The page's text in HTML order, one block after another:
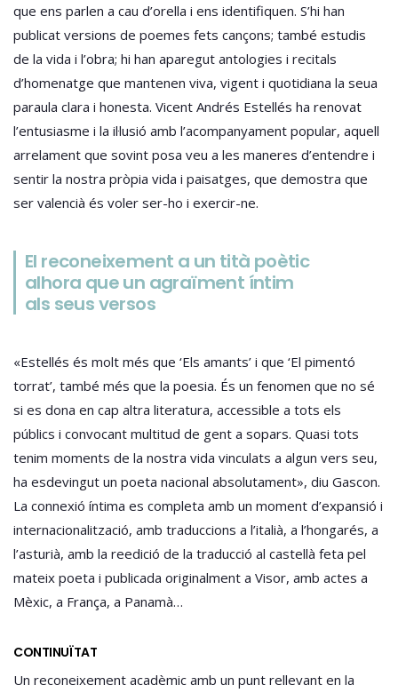
que ens parlen a cau d’orella i ens identifiquen. S’hi han
publicat versions de poemes fets cançons; també estudis
de la vida i l’obra; hi han aparegut antologies i recitals
d’homenatge que mantenen viva, vigent i quotidiana la seua
paraula clara i honesta. Vicent Andrés Estellés ha renovat
l’entusiasme i la il·lusió amb l’acompanyament popular, aquell
arrelament que sovint posa veu a les maneres d’entendre i
sentir la nostra pròpia vida i paisatges, que demostra que
ser valencià és voler ser-ho i exercir-ne.
El reconeixement a un tità poètic
alhora que un agraïment íntim
als seus versos
«Estellés és molt més que ‘Els amants’ i que ‘El pimentó
torrat’, també més que la poesia. És un fenomen que no sé
si es dona en cap altra literatura, accessible a tots els
públics i convocant multitud de gent a sopars. Quasi tots
tenim moments de la nostra vida vinculats a algun vers seu,
ha esdevingut un poeta nacional absolutament», diu Gascon.
La connexió íntima es completa amb un moment d’expansió i
internacionalització, amb traduccions a l’italià, a l’hongarés, a
l’asturià, amb la reedició de la traducció al castellà feta pel
mateix poeta i publicada originalment a Visor, amb actes a
Mèxic, a França, a Panamà…
CONTINUÏTAT
Un reconeixement acadèmic amb un punt rellevant en la